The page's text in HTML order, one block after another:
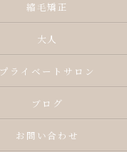
縮毛矯正
大人
プライベートサロン
ブログ
お問い合わせ